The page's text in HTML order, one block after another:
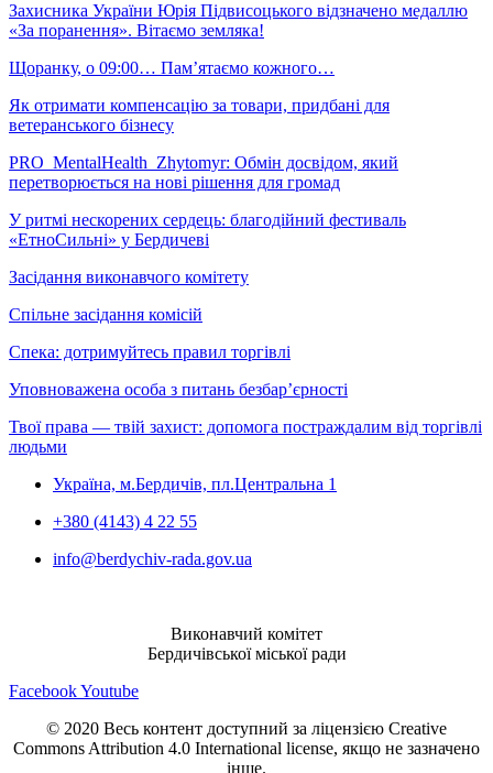
Захисника України Юрія Підвисоцького відзначено медаллю
«За поранення». Вітаємо земляка!
Щоранку, о 09:00… Пам’ятаємо кожного…
Як отримати компенсацію за товари, придбані для
ветеранського бізнесу
PRO_MentalHealth_Zhytomyr: Обмін досвідом, який
перетворюється на нові рішення для громад
У ритмі нескорених сердець: благодійний фестиваль
«ЕтноСильні» у Бердичеві
Засідання виконавчого комітету
Спільне засідання комісій
Спека: дотримуйтесь правил торгівлі
Уповноважена особа з питань безбар’єрності
Твої права — твій захист: допомога постраждалим від торгівлі
людьми
Україна, м.Бердичів, пл.Центральна 1
+380 (4143) 4 22 55
info@berdychiv-rada.gov.ua
Виконавчий комітет
Бердичівської міської ради
FacebookYoutube
© 2020 Весь контент доступний за ліцензією Creative
Commons Attribution 4.0 International license, якщо не зазначено
інше.